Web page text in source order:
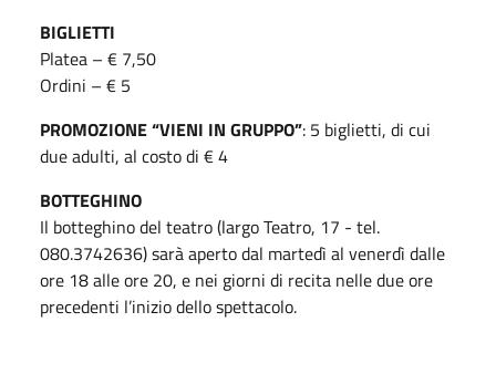
BIGLIETTI
Platea – € 7,50
Ordini – € 5
PROMOZIONE “VIENI IN GRUPPO”: 5 biglietti, di cui
due adulti, al costo di € 4
BOTTEGHINO
Il botteghino del teatro (largo Teatro, 17 - tel.
080.3742636) sarà aperto dal martedì al venerdì dalle
ore 18 alle ore 20, e nei giorni di recita nelle due ore
precedenti l’inizio dello spettacolo.